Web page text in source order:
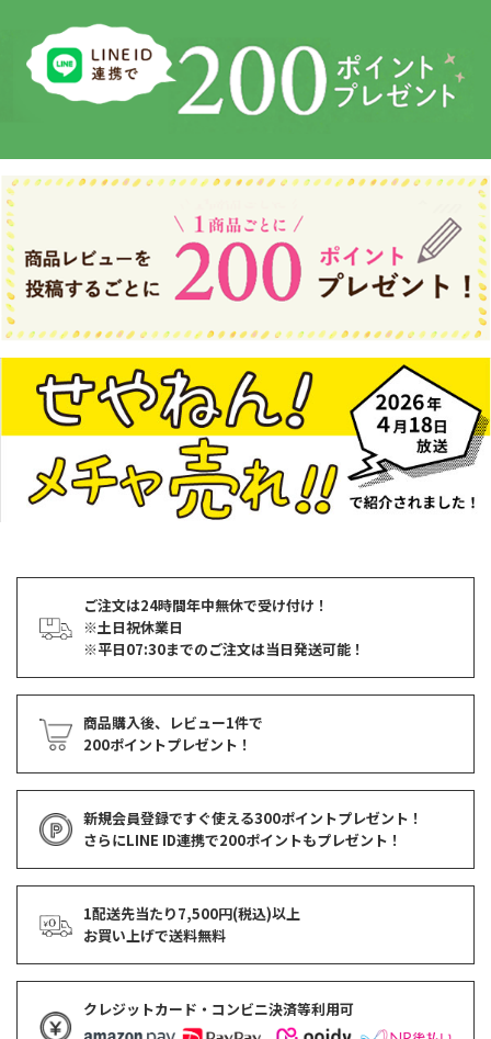
ご注文は24時間年中無休で受け付け！
※土日祝休業日
※平日07:30までのご注文は当日発送可能！
商品購入後、レビュー1件で
200ポイントプレゼント！
新規会員登録ですぐ使える300ポイントプレゼント！
さらにLINE ID連携で200ポイントもプレゼント！
1配送先当たり7,500円(税込)以上
お買い上げで送料無料
クレジットカード・コンビニ決済等利用可